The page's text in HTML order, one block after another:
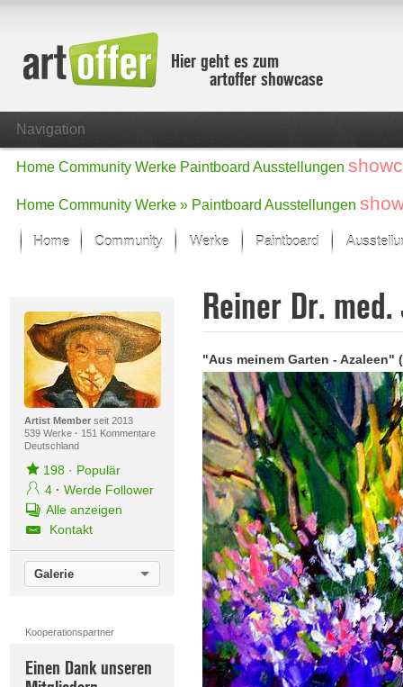
Hier geht es zum
artoffer showcase
Navigation
Home Community Werke Paintboard Ausstellungen
Home Community Werke » Paintboard Ausstellungen
Home Community Werke
Der letzte Monat im Fokus
Alle Fokus-Werke
Fokus-Werke
Neue Werke – Auswahl
Alle neuen Werke
Paintboard
Artist Memberseit 2013
539 Werke · 151 Kommentare
Deutschland
198· Populär
4 · Werde Follower
Alle anzeigen
Kontakt
Galerie
Kooperationspartner
Einen Dank unseren
Reiner Dr.
"Aus meinem Garten - Azaleen"